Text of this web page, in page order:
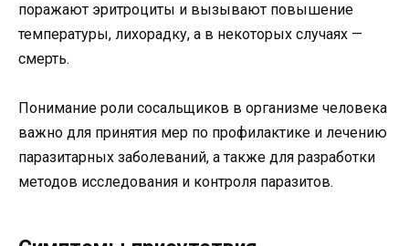
поражают эритроциты и вызывают повышение
температуры, лихорадку, а в некоторых случаях —
смерть.
Понимание роли сосальщиков в организме человека
важно для принятия мер по профилактике и лечению
паразитарных заболеваний, а также для разработки
методов исследования и контроля паразитов.